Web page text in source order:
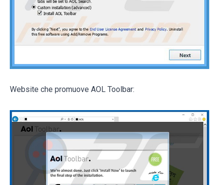
Website che promuove AOL Toolbar: